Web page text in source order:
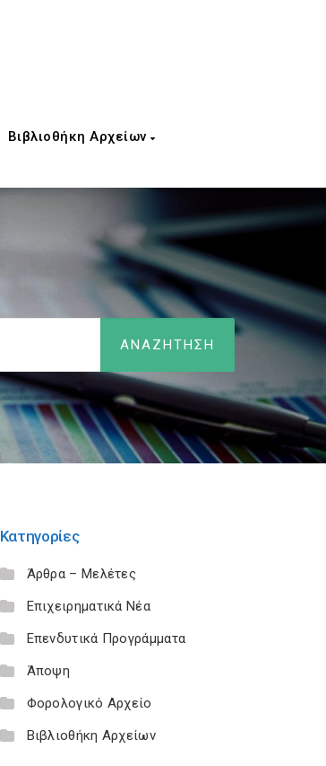
Βιβλιοθήκη Αρχείων
Κατηγορίες
Άρθρα – Μελέτες
Επιχειρηματικά Νέα
Επενδυτικά Προγράμματα
Άποψη
Φορολογικό Αρχείο
Βιβλιοθήκη Αρχείων